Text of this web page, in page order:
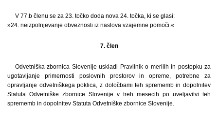
V 77.b členu se za 23. točko doda nova 24. točka, ki se glasi:
»24. neizpolnjevanje obveznosti iz naslova vzajemne pomoči.«
7. člen
Odvetniška zbornica Slovenije uskladi Pravilnik o merilih in postopku za
ugotavljanje primernosti poslovnih prostorov in opreme, potrebne za
opravljanje odvetniškega poklica, z določbami teh sprememb in dopolnitev
Statuta Odvetniške zbornice Slovenije v treh mesecih po uveljavitvi teh
sprememb in dopolnitev Statuta Odvetniške zbornice Slovenije.